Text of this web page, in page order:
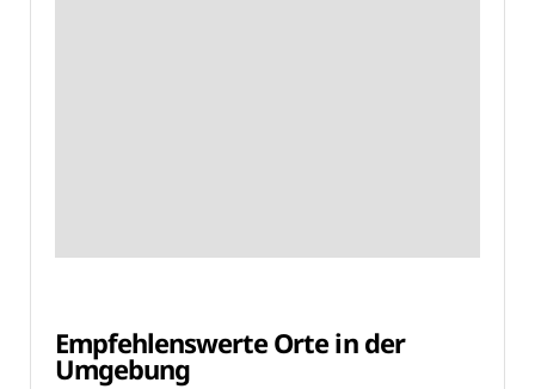
Empfehlenswerte Orte in der
Umgebung